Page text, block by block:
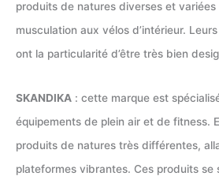
produits de natures diverses et
musculation aux vélos d’intérieur.
ont la particularité d’être très bien
SKANDIKA : cette marque est
équipements de plein air et de fitness.
produits de natures très différentes,
plateformes vibrantes. Ces produits se